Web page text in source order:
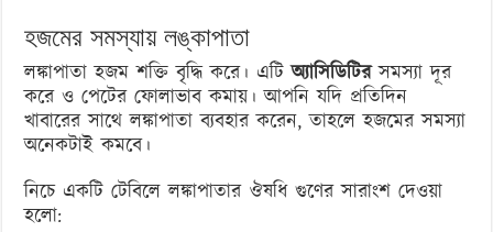
হজমের সমস্যায় লঙ্কাপাতা
লঙ্কাপাতা হজম শক্তি বৃদ্ধি করে। এটিঅ্যাসিডিটিরসমস্যা দূর
করে ও পেটের ফোলাভাব কমায়। আপনি যদি প্রতিদিন
খাবারের সাথে লঙ্কাপাতা ব্যবহার করেন, তাহলে হজমের সমস্যা
অনেকটাই কমবে।
নিচে একটি টেবিলে লঙ্কাপাতার ঔষধি গুণের সারাংশ দেওয়া
হলো: